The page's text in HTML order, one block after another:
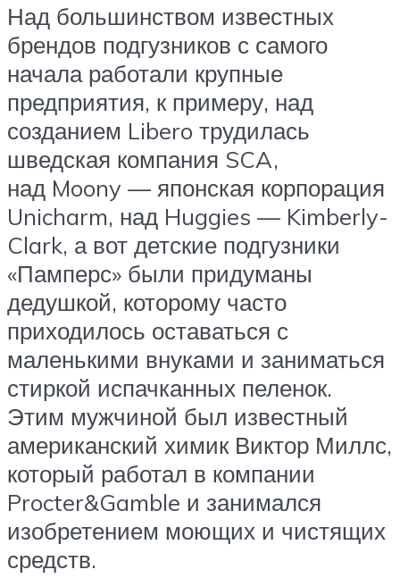
Над большинством известных
брендов подгузников с самого
начала работали крупные
предприятия, к примеру, над
созданием Libero трудилась
шведская компания SCA,
над Moony — японская корпорация
Unicharm, над Huggies — Kimberly-
Clark, а вот детские подгузники
«Памперс» были придуманы
дедушкой, которому часто
приходилось оставаться с
маленькими внуками и заниматься
стиркой испачканных пеленок.
Этим мужчиной был известный
американский химик Виктор Миллс,
который работал в компании
Procter&Gamble и занимался
изобретением моющих и чистящих
средств.